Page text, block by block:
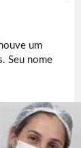
um
Seu nome